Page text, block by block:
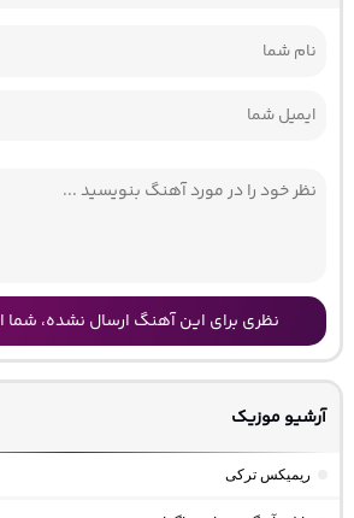
نظری برای این آهنگ ارسال نشده، شما
آرشیو موزیک
ریمیکس ترکی